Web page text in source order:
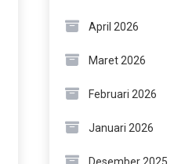
April 2026
Maret 2026
Februari 2026
Januari 2026